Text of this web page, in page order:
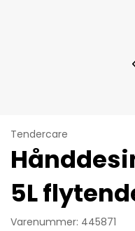
Tendercare
5L
Varenummer: 445871